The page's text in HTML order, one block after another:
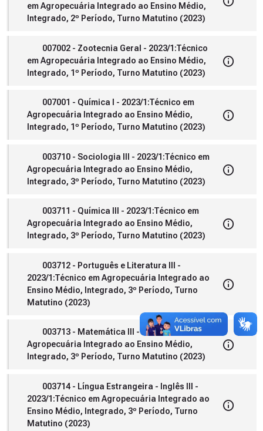
em Agropecuária Integrado ao Ensino Médio,
Integrado, 2º Período, Turno Matutino (2023)
007002 - Zootecnia Geral - 2023/1:Técnico
em Agropecuária Integrado ao Ensino Médio,
Integrado, 1º Período, Turno Matutino (2023)
007001 - Química I - 2023/1:Técnico em
Agropecuária Integrado ao Ensino Médio,
Integrado, 1º Período, Turno Matutino (2023)
003710 - Sociologia III - 2023/1:Técnico em
Agropecuária Integrado ao Ensino Médio,
Integrado, 3º Período, Turno Matutino (2023)
003711 - Química III - 2023/1:Técnico em
Agropecuária Integrado ao Ensino Médio,
Integrado, 3º Período, Turno Matutino (2023)
003712 - Português e Literatura III -
2023/1:Técnico em Agropecuária Integrado ao
Ensino Médio, Integrado, 3º Período, Turno
Matutino (2023)
003713 - Matemática III - 2023/1:Técnico em
Agropecuária Integrado ao Ensino Médio,
Integrado, 3º Período, Turno Matutino (2023)
003714 - Língua Estrangeira - Inglês III -
2023/1:Técnico em Agropecuária Integrado ao
Ensino Médio, Integrado, 3º Período, Turno
Matutino (2023)